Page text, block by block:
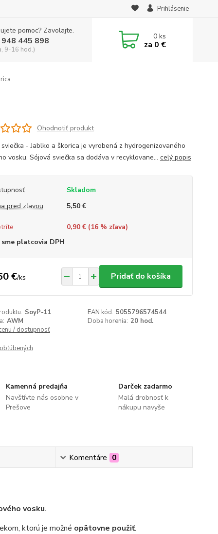
Prihlásenie
pomoc? Zavolajte.
445 898
9-16 hod.)
0ks
za 0 €
Ohodnotiť produkt
- Jablko a škorica je vyrobená z hydrogenizovaného
vosku. Sójová sviečka sa dodáva v recyklovane... celý popis
Skladom
pred zľavou
5,50 €
0,90 € (16% zľava)
sme platcovia DPH
€/ks Pridať do košíka
SoyP-11 EAN kód: 5055796574544
AWM Doba horenia: 20 hod.
/ dostupnosť
Kamenná predajňa
Navštívte nás osobne v
Prešove
Darček zadarmo
Malá drobnosť k
nákupu navyše
Komentáre 0
vosku.
ktorú je možné opätovne použiť.